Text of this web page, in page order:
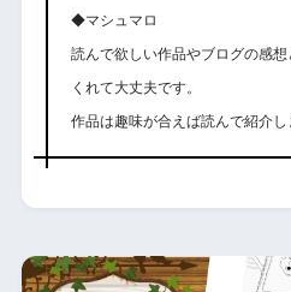
◆マシュマロ
読んで欲しい作品やブログの感
くれて大丈夫です。
作品は趣味が合えば読んで紹介し